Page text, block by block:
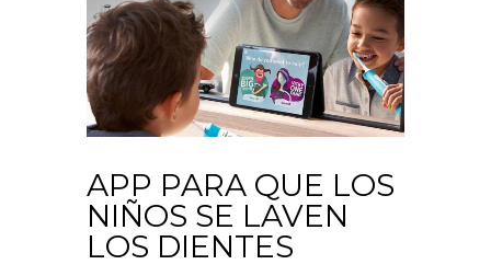
APP PARA QUE LOS
NIÑOS SE LAVEN
LOS DIENTES